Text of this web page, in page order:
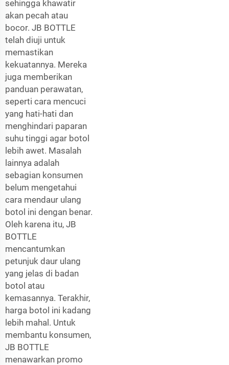
sehingga khawatir
akan pecah atau
bocor. JB BOTTLE
telah diuji untuk
memastikan
kekuatannya. Mereka
juga memberikan
panduan perawatan,
seperti cara mencuci
yang hati-hati dan
menghindari paparan
suhu tinggi agar botol
lebih awet. Masalah
lainnya adalah
sebagian konsumen
belum mengetahui
cara mendaur ulang
botol ini dengan benar.
Oleh karena itu, JB
BOTTLE
mencantumkan
petunjuk daur ulang
yang jelas di badan
botol atau
kemasannya. Terakhir,
harga botol ini kadang
lebih mahal. Untuk
membantu konsumen,
JB BOTTLE
menawarkan promo